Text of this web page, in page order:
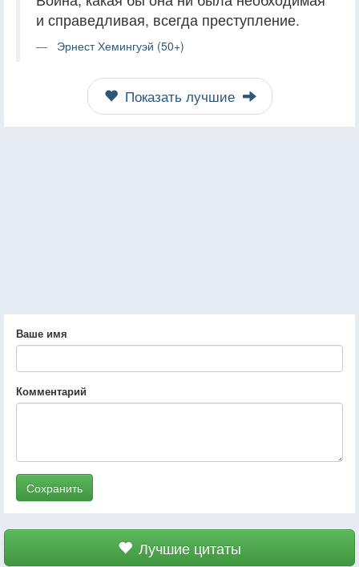
и справедливая, всегда преступление.
Эрнест Хемингуэй (50+)
Показать лучшие
Ваше имя
Комментарий
Сохранить
Лучшие цитаты